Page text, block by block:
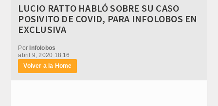
LUCIO RATTO HABLÓ SOBRE SU CASO
POSIVITO DE COVID, PARA INFOLOBOS EN
EXCLUSIVA
PorInfolobos
abril 9, 2020 18:16
Volver a la Home